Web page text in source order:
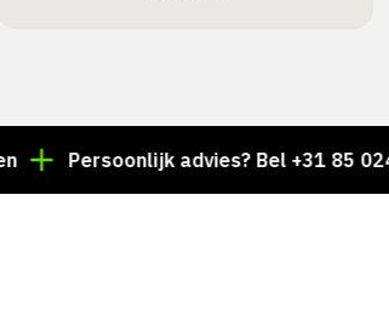
Persoonlijk advies? Bel +31 85 024 0044